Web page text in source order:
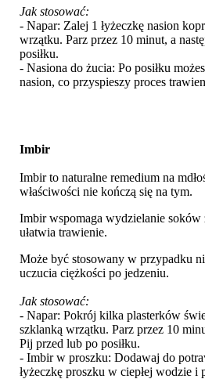
Jak stosować:
- Napar: Zalej 1 łyżeczkę nasion
wrzątku. Parz przez 10 minut, a
posiłku.
- Nasiona do żucia: Po posiłku
nasion, co przyspieszy proces
Imbir
Imbir to naturalne remedium na
właściwości nie kończą się na tym.
Imbir wspomaga wydzielanie soków
ułatwia trawienie.
Może być stosowany w przypadku
uczucia ciężkości po jedzeniu.
Jak stosować:
- Napar: Pokrój kilka plasterków
szklanką wrzątku. Parz przez 10
Pij przed lub po posiłku.
- Imbir w proszku: Dodawaj do
łyżeczkę proszku w ciepłej wodzie i